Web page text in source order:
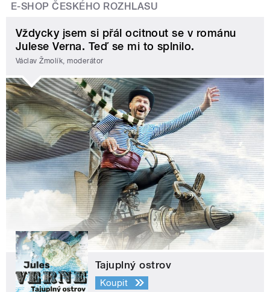
E-SHOP ČESKÉHO ROZHLASU
Vždycky jsem si přál ocitnout se v románu
Julese Verna. Teď se mi to splnilo.
Václav Žmolík, moderátor
Tajuplný ostrov
Koupit